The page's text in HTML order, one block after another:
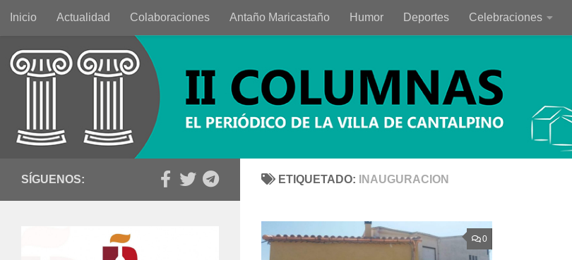
Saltar al contenido
Inicio Actualidad Colaboraciones Antaño Maricastaño Humor Deportes Celebraciones
ETIQUETADO: INAUGURACION
0
SÍGUENOS: